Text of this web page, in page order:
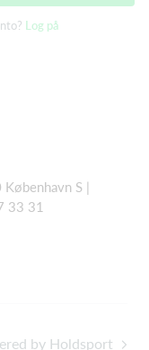
Log på
S |
33 31
by Holdsport